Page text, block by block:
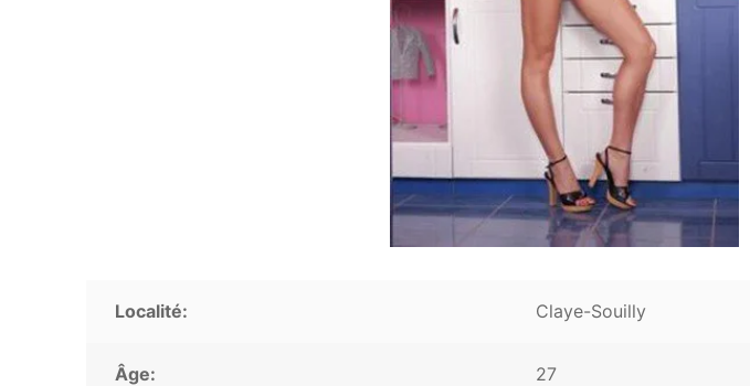
Localité: Claye-Souilly
Âge: 27